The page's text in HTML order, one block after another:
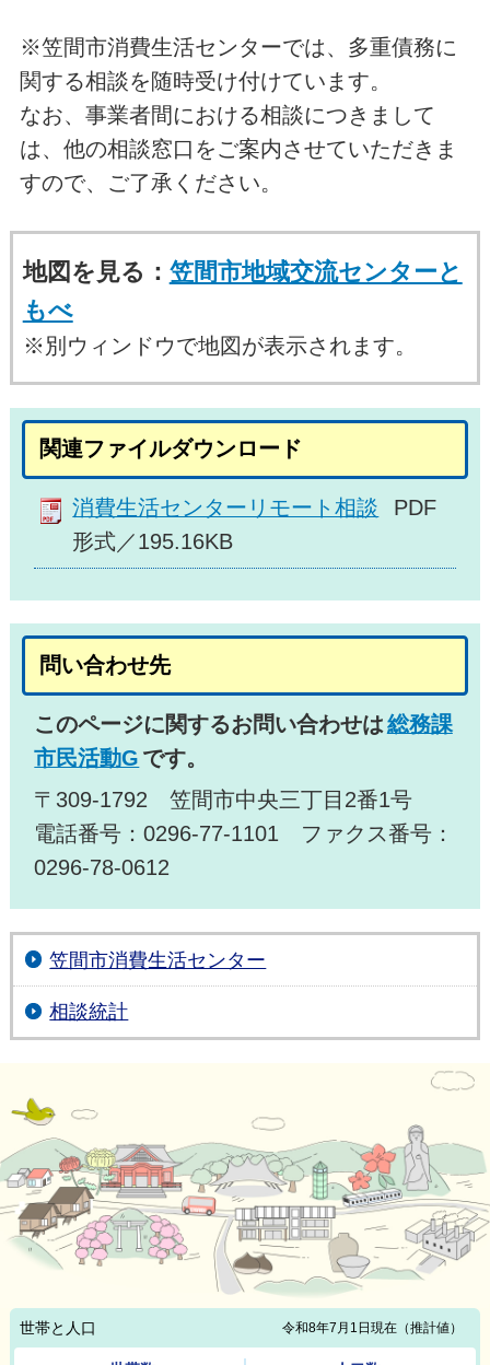
※笠間市消費生活センターでは、多重債務に
関する相談を随時受け付けています。
なお、事業者間における相談につきまして
は、他の相談窓口をご案内させていただきま
すので、ご了承ください。
地図を見る： 笠間市地域交流センターと
もべ
※別ウィンドウで地図が表示されます。
関連ファイルダウンロード
消費生活センターリモート相談
PDF
形式／195.16KB
問い合わせ先
このページに関するお問い合わせは総務課
市民活動G です。
〒309-1792 笠間市中央三丁目2番1号
電話番号：0296-77-1101 ファクス番号：
0296-78-0612
笠間市消費生活センター
相談統計